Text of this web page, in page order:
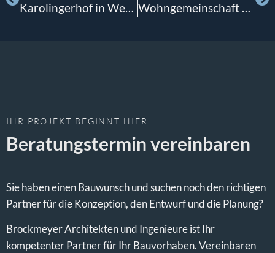
Karolingerhof in Wewer Wohngemeinschaft Albert-Schweitzer-Haus
IHR PROJEKT BEGINNT HIER
Beratungstermin vereinbaren
Sie haben einen Bauwunsch und suchen noch den richtigen
Partner für die Konzeption, den Entwurf und die Planung?
Brockmeyer Architekten und Ingenieure ist Ihr
kompetenter Partner für Ihr Bauvorhaben. Vereinbaren